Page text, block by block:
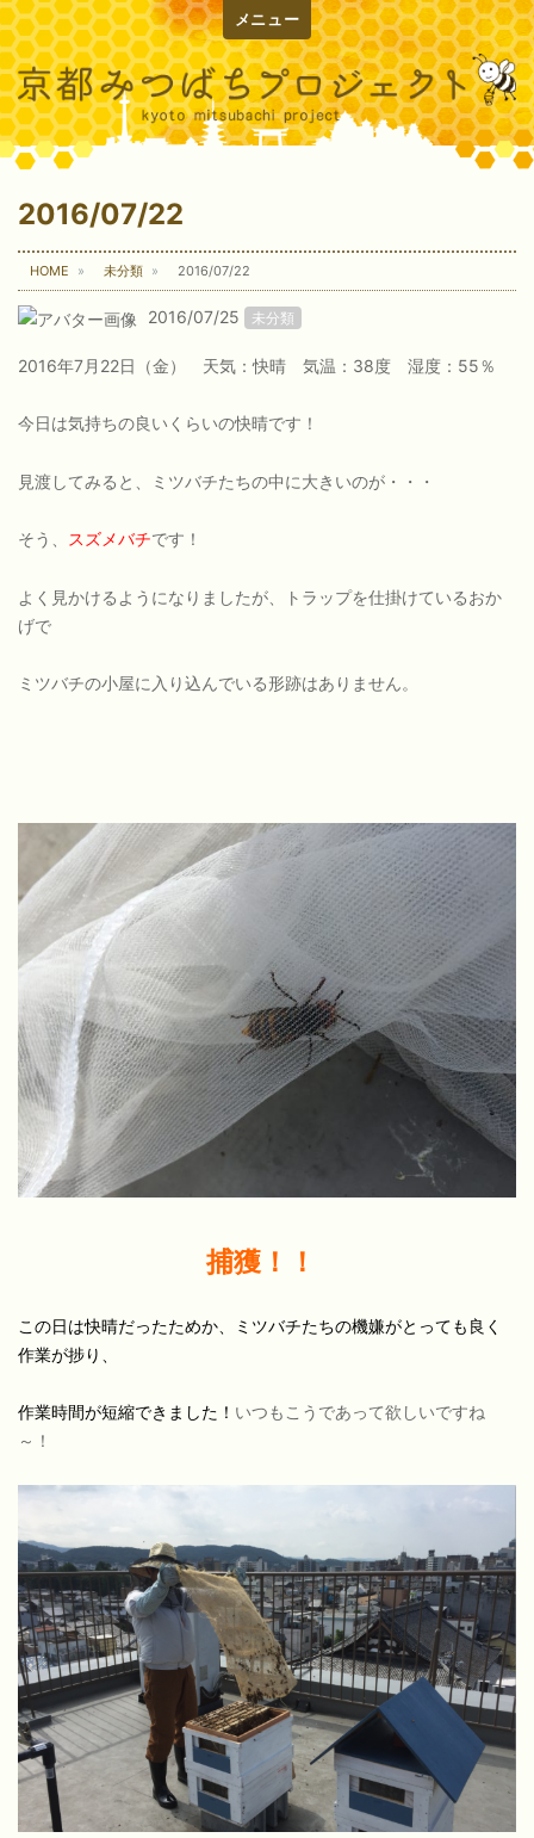
メニュー
2016/07/22
HOME 未分類 2016/07/22
2016/07/25 未分類
2016年7月22日（金） 天気：快晴 気温：38度 湿度：55％
今日は気持ちの良いくらいの快晴です！
見渡してみると、ミツバチたちの中に大きいのが・・・
そう、 スズメバチです！
よく見かけるようになりましたが、トラップを仕掛けているおか
げで
ミツバチの小屋に入り込んでいる形跡はありません。
捕獲！！
この日は快晴だったためか、ミツバチたちの機嫌がとっても良く
作業が捗り、
作業時間が短縮できました！ いつもこうであって欲しいですね
～！